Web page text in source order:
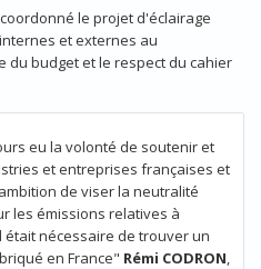
le projet d'éclairage
et externes au
du budget et le respect du cahier
eu la volonté de soutenir et
et entreprises françaises et
de viser la neutralité
les émissions relatives à
était nécessaire de trouver un
en France" Rémi CODRON,